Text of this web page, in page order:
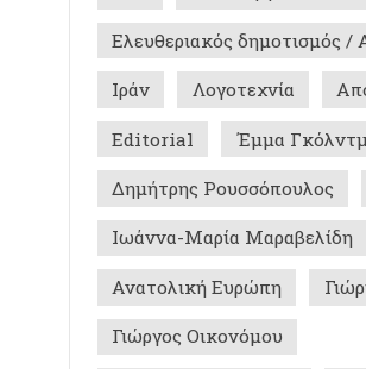
Ανατολική Ευρώπη Γιώργος Μιχαηλίδης
Γιώργος Οικονόμου
Κίνημα Πλατειών '11 Colin Ward
ΠΟΛΙΤΕΣ ΜΕ ΜΝΗΜΗ - ΙΣΤΟΡΙΚΑ